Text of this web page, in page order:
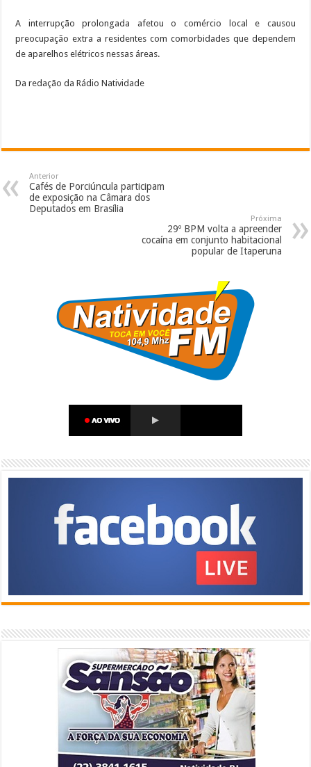
A interrupção prolongada afetou o comércio local e causou
preocupação extra a residentes com comorbidades que dependem
de aparelhos elétricos nessas áreas.
Da redação da Rádio Natividade
Anterior
Cafés de Porciúncula participam
de exposição na Câmara dos
Deputados em Brasília
Próxima
29º BPM volta a apreender
cocaína em conjunto habitacional
popular de Itaperuna